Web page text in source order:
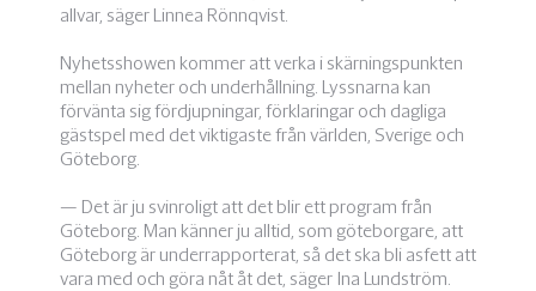
allvar, säger Linnea Rönnqvist.
Nyhetsshowen kommer att verka i skärningspunkten
mellan nyheter och underhållning. Lyssnarna kan
förvänta sig fördjupningar, förklaringar och dagliga
gästspel med det viktigaste från världen, Sverige och
Göteborg.
— Det är ju svinroligt att det blir ett program från
Göteborg. Man känner ju alltid, som göteborgare, att
Göteborg är underrapporterat, så det ska bli asfett att
vara med och göra nåt åt det, säger Ina Lundström.